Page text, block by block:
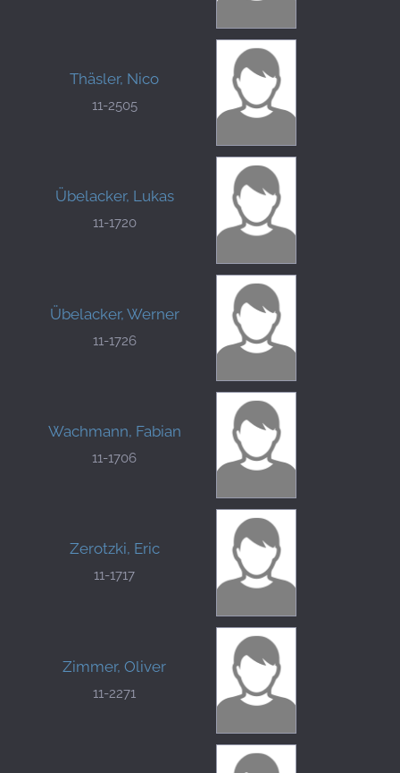
Thäsler, Nico
11-2505
Übelacker, Lukas
11-1720
Übelacker, Werner
11-1726
Wachmann, Fabian
11-1706
Zerotzki, Eric
11-1717
Zimmer, Oliver
11-2271